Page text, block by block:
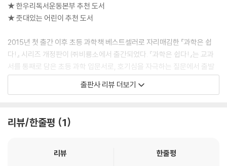
★ 한우리독서운동본부 추천 도서
★ 줏대있는 어린이 추천 도서
2015년 첫 출간 이후 초등 과학책 베스트셀러로 자리매김한 『과학은 쉽
다!』 시리즈 개정판이 ㈜비룡소에서 출간되었다. 『과학은 쉽다!』는 교과
서를 통째로 담은 초등 과학 입문서로, 호기심을 자극하는 질문에서 출발
해 초등 전 학년에 걸쳐 배우는 과학 교과서의 필수 주제를 쉽고 재미있게
재구성한 것이 특징이다. 각 권의 저자를 과학 교사, 과학 전문 기자, 과학
이 정말 재미있다는 것이다.”(교보문고, ak**nge), “교과서에서 이해가
려워하거나 과학에 두려움을 가진 친구들에게 소개해 주고 싶다.”(알라딘,
출판사 리뷰 더보기
리뷰/한줄평 1
리뷰
한줄평